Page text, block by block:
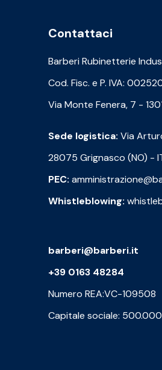
Contattaci
Barberi Rubinetterie
Cod. Fisc. e P. IVA:
Via Monte Fenera, 7 -
Sede logistica: Via
28075 Grignasco (NO) -
PEC:
Whistleblowing:
barberi@barberi.it
+39 0163 48284
Numero REA:VC-109508
Capitale sociale: